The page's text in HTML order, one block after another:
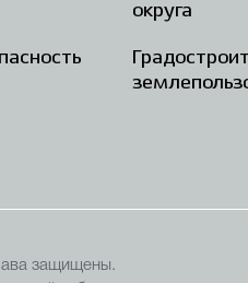
округа
защищены.